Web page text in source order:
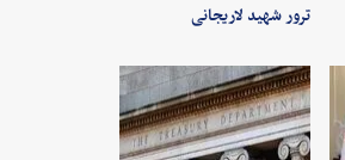
ترور شهید لاریجانی